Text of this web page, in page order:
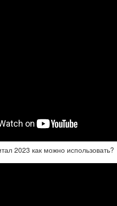
2023 как можно использовать?